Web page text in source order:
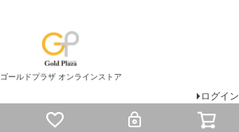
ゴールドプラザ オンラインストア
ログイン